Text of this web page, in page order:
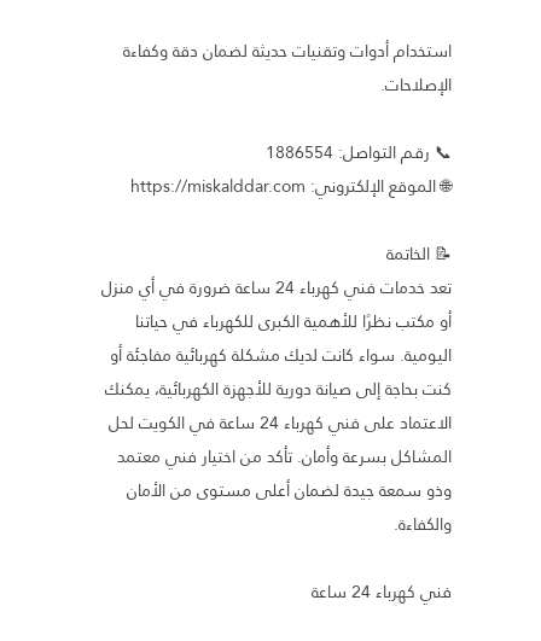
استخدام أدوات وتقنيات حديثة لضمان دقة وكفاءة
الإصلاحات.
📞 رقم التواصل: 1886554
🌐 الموقع الإلكتروني: https://miskalddar.com
📝 الخاتمة
تعد خدمات فني كهرباء 24 ساعة ضرورة في أي منزل
أو مكتب نظرًا للأهمية الكبرى للكهرباء في حياتنا
اليومية. سواء كانت لديك مشكلة كهربائية مفاجئة أو
كنت بحاجة إلى صيانة دورية للأجهزة الكهربائية، يمكنك
الاعتماد على فني كهرباء 24 ساعة في الكويت لحل
المشاكل بسرعة وأمان. تأكد من اختيار فني معتمد
وذو سمعة جيدة لضمان أعلى مستوى من الأمان
والكفاءة.
فني كهرباء 24 ساعة